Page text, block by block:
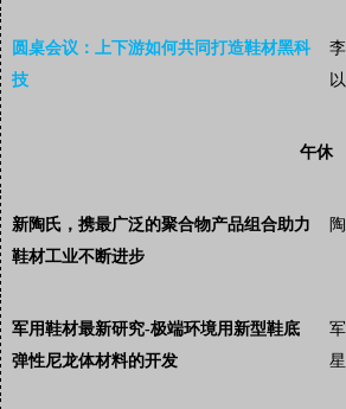
圆桌会议：上下游如何共同打造鞋材黑科
技
午休
新陶氏，携最广泛的聚合物产品组合助力
鞋材工业不断进步
军用鞋材最新研究-极端环境用新型鞋底
弹性尼龙体材料的开发
星